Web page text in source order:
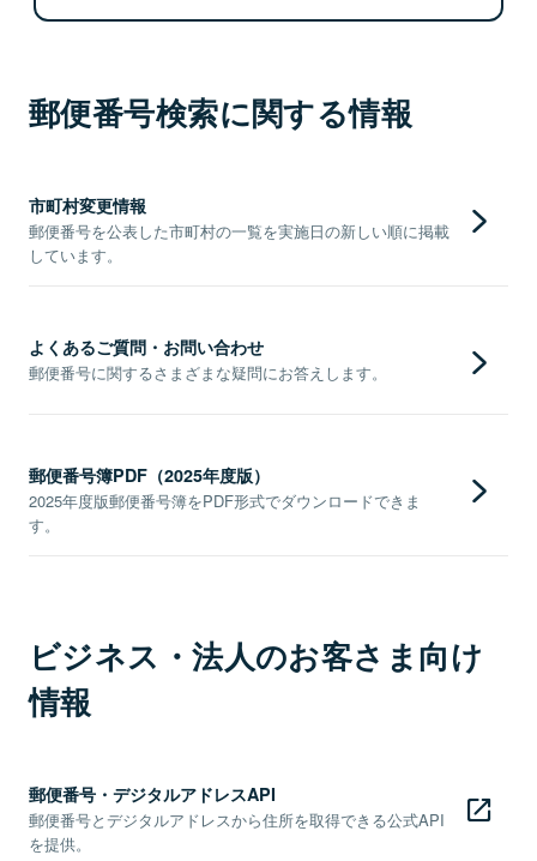
郵便番号検索に関する情報
市町村変更情報
郵便番号を公表した市町村の一覧を実施日の新しい順に掲載
しています。
よくあるご質問・お問い合わせ
郵便番号に関するさまざまな疑問にお答えします。
郵便番号簿PDF（2025年度版）
2025年度版郵便番号簿をPDF形式でダウンロードできま
す。
ビジネス・法人のお客さま向け
情報
郵便番号・デジタルアドレスAPI
郵便番号とデジタルアドレスから住所を取得できる公式API
を提供。